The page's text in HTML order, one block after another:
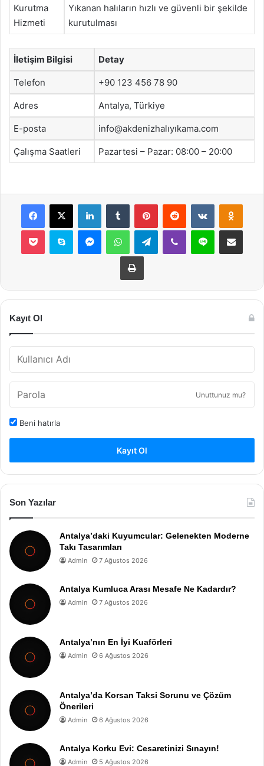
Kurutma
Hizmeti
Yıkanan halıların hızlı ve güvenli bir şekilde
kurutulması
İletişim Bilgisi Detay
Telefon +90 123 456 78 90
Adres Antalya, Türkiye
E-posta info@akdenizhalıyıkama.com
Çalışma Saatleri Pazartesi – Pazar: 08:00 – 20:00
Facebook
X LinkedInTumblr PinterestReddit VKontakte
Pocket Skype MessengerWhatsAppTelegramViber Line E-Posta ile
Yazdır
Kayıt Ol
Unuttunuz mu?
Beni hatırla
Kayıt Ol
Son Yazılar
Antalya’daki Kuyumcular: Gelenekten Moderne
Takı Tasarımları
Admin 7 Ağustos 2026
Antalya Kumluca Arası Mesafe Ne Kadardır?
Admin 7 Ağustos 2026
Antalya’nın En İyi Kuaförleri
Admin 6 Ağustos 2026
Antalya’da Korsan Taksi Sorunu ve Çözüm
Önerileri
Admin 6 Ağustos 2026
Antalya Korku Evi: Cesaretinizi Sınayın!
Admin 5 Ağustos 2026